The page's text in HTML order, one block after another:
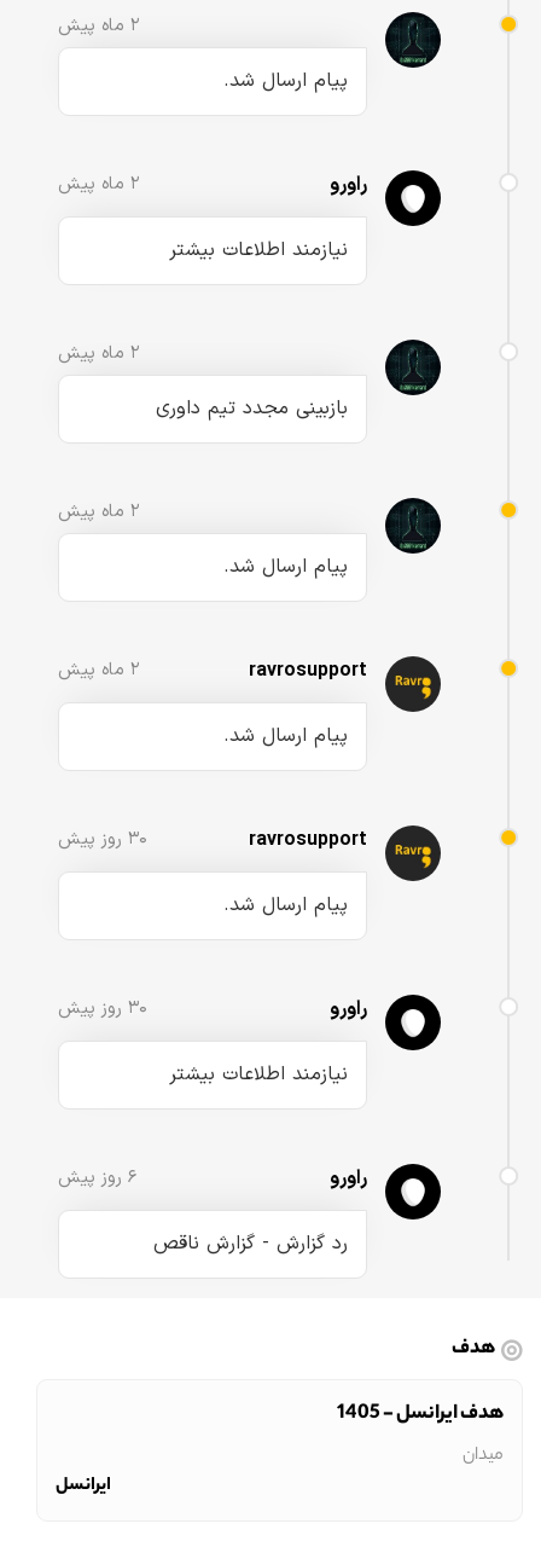
۲ ماه پیش
پیام ارسال شد.
راورو ۲ ماه پیش
نیازمند اطلاعات بیشتر
۲ ماه پیش
بازبینی مجدد تیم داوری
۲ ماه پیش
پیام ارسال شد.
ravrosupport ۲ ماه پیش
پیام ارسال شد.
ravrosupport ۳۰ روز پیش
پیام ارسال شد.
راورو ۳۰ روز پیش
نیازمند اطلاعات بیشتر
راورو ۶ روز پیش
رد گزارش - گزارش ناقص
هدف
هدف ایرانسل - 1405
میدان
ایرانسل